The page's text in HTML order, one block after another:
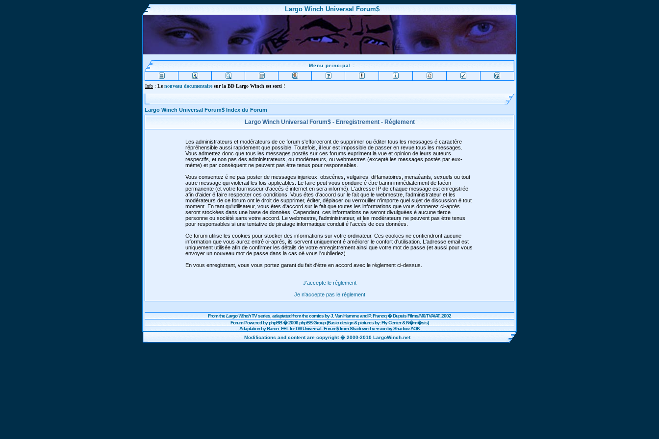
Largo Winch Universal Forum$
Menu principal :
Info : Lenouveau documentairesur la BD Largo Winch est sorti !
Largo Winch Universal Forum$ Index du Forum
Largo Winch Universal Forum$ - Enregistrement - Réglement
Les administrateurs et modérateurs de ce forum s'efforceront de supprimer ou éditer tous les messages é caractére
répréhensible aussi rapidement que possible. Toutefois, il leur est impossible de passer en revue tous les messages.
Vous admettez donc que tous les messages postés sur ces forums expriment la vue et opinion de leurs auteurs
respectifs, et non pas des administrateurs, ou modérateurs, ou webmestres (excepté les messages postés par eux-
méme) et par conséquent ne peuvent pas étre tenus pour responsables.
Vous consentez é ne pas poster de messages injurieux, obscénes, vulgaires, diffamatoires, menaéants, sexuels ou tout
autre message qui violerait les lois applicables. Le faire peut vous conduire é étre banni immédiatement de faéon
permanente (et votre fournisseur d'accés é internet en sera informé). L'adresse IP de chaque message est enregistrée
afin d'aider é faire respecter ces conditions. Vous étes d'accord sur le fait que le webmestre, l'administrateur et les
modérateurs de ce forum ont le droit de supprimer, éditer, déplacer ou verrouiller n'importe quel sujet de discussion é tout
moment. En tant qu'utilisateur, vous étes d'accord sur le fait que toutes les informations que vous donnerez ci-aprés
seront stockées dans une base de données. Cependant, ces informations ne seront divulguées é aucune tierce
personne ou société sans votre accord. Le webmestre, l'administrateur, et les modérateurs ne peuvent pas étre tenus
pour responsables si une tentative de piratage informatique conduit é l'accés de ces données.
Ce forum utilise les cookies pour stocker des informations sur votre ordinateur. Ces cookies ne contiendront aucune
information que vous aurez entré ci-aprés, ils servent uniquement é améliorer le confort d'utilisation. L'adresse email est
uniquement utilisée afin de confirmer les détails de votre enregistrement ainsi que votre mot de passe (et aussi pour vous
envoyer un nouveau mot de passe dans la cas oé vous l'oublieriez).
En vous enregistrant, vous vous portez garant du fait d'étre en accord avec le réglement ci-dessus.
J'accepte le réglement
Je n'accepte pas le réglement
From theLargo WinchTV series, adaptated from the comics by J. Van Hamme and P. Francq �DupuisFilms/M6/TVA/AT, 2002
Forum Powered byphpBB� 2006 phpBB Group (Basic design & pictures by: Fly Center & N�m�sis)
Adaptation by Baron_FEL for LW UniversaL Forum$ from Shadowed version by Shadow AOK
Modifications and content are copyright � 2000-2010 LargoWinch.net